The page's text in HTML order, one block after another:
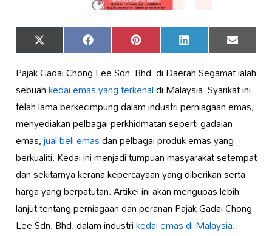
Share
on
X
(Twitter)
Share
on
Facebook Share
on
Pinterest Share
on
LinkedIn Share
on
Email
Pajak Gadai Chong Lee Sdn. Bhd. di Daerah Segamat ialah
sebuahkedai emas yang terkenaldi Malaysia. Syarikat ini
telah lama berkecimpung dalam industri perniagaan emas,
menyediakan pelbagai perkhidmatan seperti gadaian
emas,jual beli emasdan pelbagai produk emas yang
berkualiti. Kedai ini menjadi tumpuan masyarakat setempat
dan sekitarnya kerana kepercayaan yang diberikan serta
harga yang berpatutan. Artikel ini akan mengupas lebih
lanjut tentang perniagaan dan peranan Pajak Gadai Chong
Lee Sdn. Bhd. dalam industrikedai emas di Malaysia.